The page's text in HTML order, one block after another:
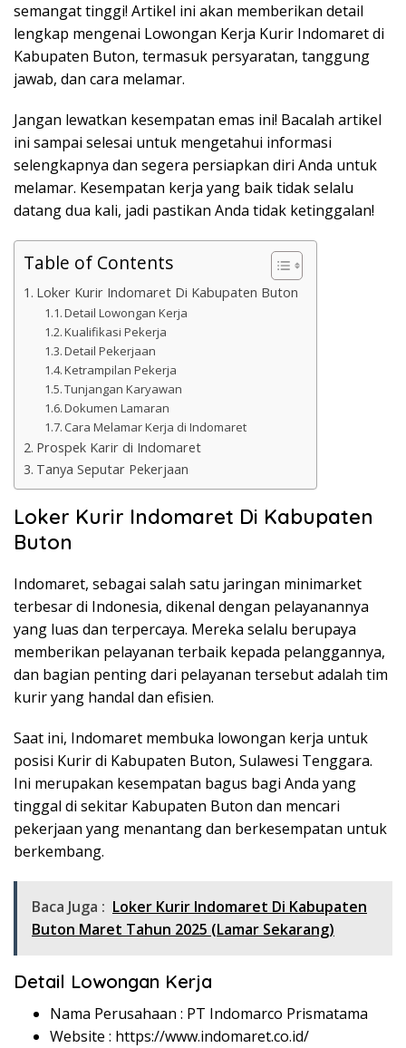
semangat tinggi! Artikel ini akan memberikan detail
lengkap mengenai Lowongan Kerja Kurir Indomaret di
Kabupaten Buton, termasuk persyaratan, tanggung
jawab, dan cara melamar.
Jangan lewatkan kesempatan emas ini! Bacalah artikel
ini sampai selesai untuk mengetahui informasi
selengkapnya dan segera persiapkan diri Anda untuk
melamar. Kesempatan kerja yang baik tidak selalu
datang dua kali, jadi pastikan Anda tidak ketinggalan!
Table of Contents
Loker Kurir Indomaret Di Kabupaten Buton
Detail Lowongan Kerja
Kualifikasi Pekerja
Detail Pekerjaan
Ketrampilan Pekerja
Tunjangan Karyawan
Dokumen Lamaran
Cara Melamar Kerja di Indomaret
Prospek Karir di Indomaret
Tanya Seputar Pekerjaan
Loker Kurir Indomaret Di Kabupaten
Buton
Indomaret, sebagai salah satu jaringan minimarket
terbesar di Indonesia, dikenal dengan pelayanannya
yang luas dan terpercaya. Mereka selalu berupaya
memberikan pelayanan terbaik kepada pelanggannya,
dan bagian penting dari pelayanan tersebut adalah tim
kurir yang handal dan efisien.
Saat ini, Indomaret membuka lowongan kerja untuk
posisi Kurir di Kabupaten Buton, Sulawesi Tenggara.
Ini merupakan kesempatan bagus bagi Anda yang
tinggal di sekitar Kabupaten Buton dan mencari
pekerjaan yang menantang dan berkesempatan untuk
berkembang.
Baca Juga : Loker Kurir Indomaret Di Kabupaten
Buton Maret Tahun 2025 (Lamar Sekarang)
Detail Lowongan Kerja
Nama Perusahaan : PT Indomarco Prismatama
Website : https://www.indomaret.co.id/